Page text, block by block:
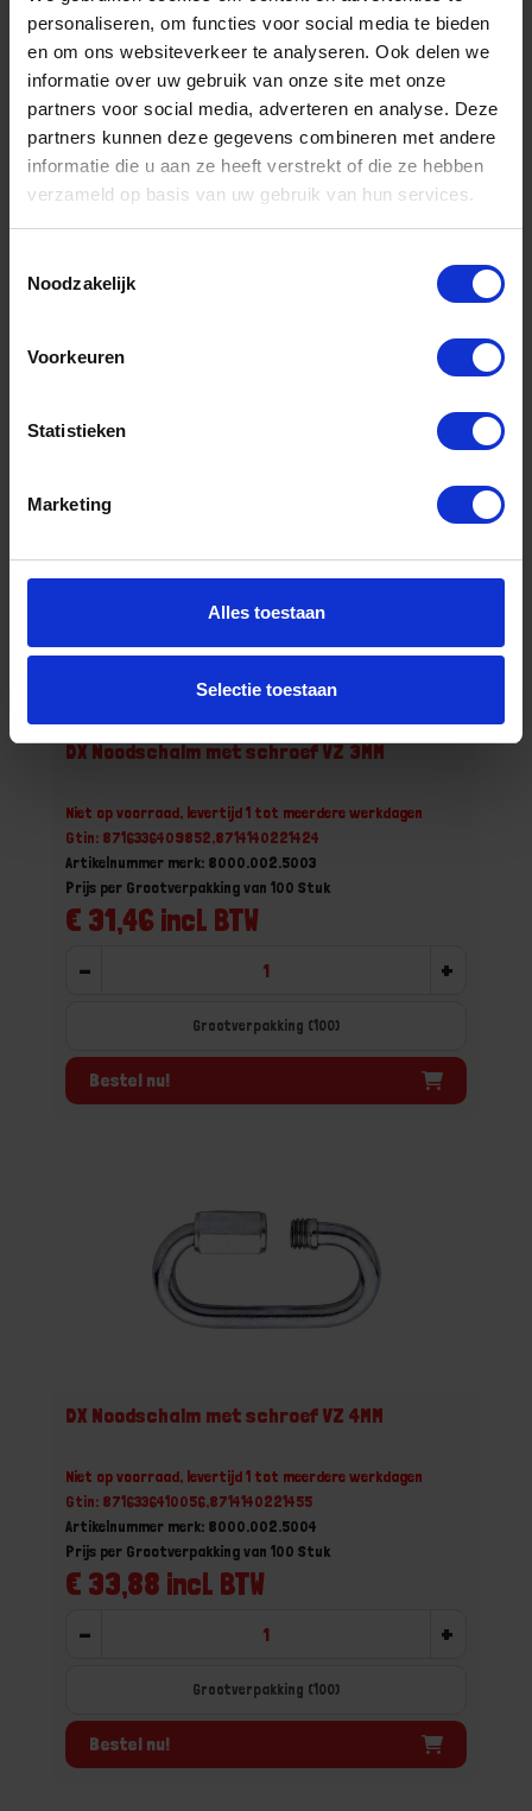
personaliseren, om functies voor social media te bieden
en om ons websiteverkeer te analyseren. Ook delen we
informatie over uw gebruik van onze site met onze
partners voor social media, adverteren en analyse. Deze
partners kunnen deze gegevens combineren met andere
informatie die u aan ze heeft verstrekt of die ze hebben
verzameld op basis van uw gebruik van hun services.
Noodzakelijk
Voorkeuren
Statistieken
Marketing
Alles toestaan
Selectie toestaan
DX Noodschalm met schroef VZ 12MM
Voorraad: 111 op voorraad
Gtin: 8716336560294,8716336560300,BMPA20012E
Artikelnummer merk: 8000.002.5012
+
DX Noodschalm met schroef VZ 3MM
Niet op voorraad, levertijd 1 tot meerdere werkdagen
Gtin: 8716336409852,8714140221424
Artikelnummer merk: 8000.002.5003
€ 31,46 incl. BTW
Prijs per Grootverpakking van 100 Stuk
- +
Grootverpakking (100)
Bestel nu!
DX Noodschalm met schroef VZ 4MM
Niet op voorraad, levertijd 1 tot meerdere werkdagen
Gtin: 8716336410056,8714140221455
Artikelnummer merk: 8000.002.5004
€ 33,88 incl. BTW
Prijs per Grootverpakking van 100 Stuk
- +
Grootverpakking (100)
Bestel nu!